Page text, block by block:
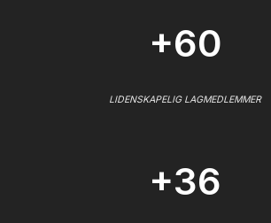
+60
LIDENSKAPELIG LAGMEDLEMMER
+36